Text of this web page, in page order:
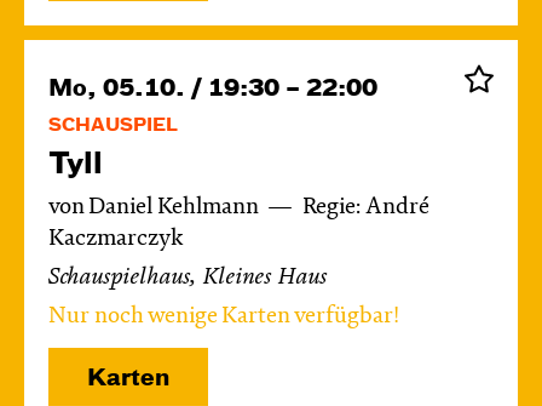
Mo, 05.10. / 19:30 – 22:00
SCHAUSPIEL
Tyll
von Daniel Kehlmann
Regie: André
Kaczmarczyk
Schauspielhaus, Kleines Haus
Nur noch wenige Karten verfügbar!
Karten